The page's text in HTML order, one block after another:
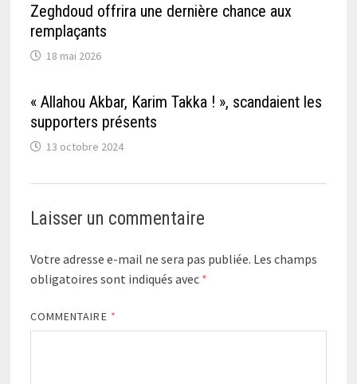
Zeghdoud offrira une dernière chance aux
remplaçants
18 mai 2026
« Allahou Akbar, Karim Takka ! », scandaient les
supporters présents
13 octobre 2024
Laisser un commentaire
Votre adresse e-mail ne sera pas publiée. Les champs
obligatoires sont indiqués avec *
COMMENTAIRE *